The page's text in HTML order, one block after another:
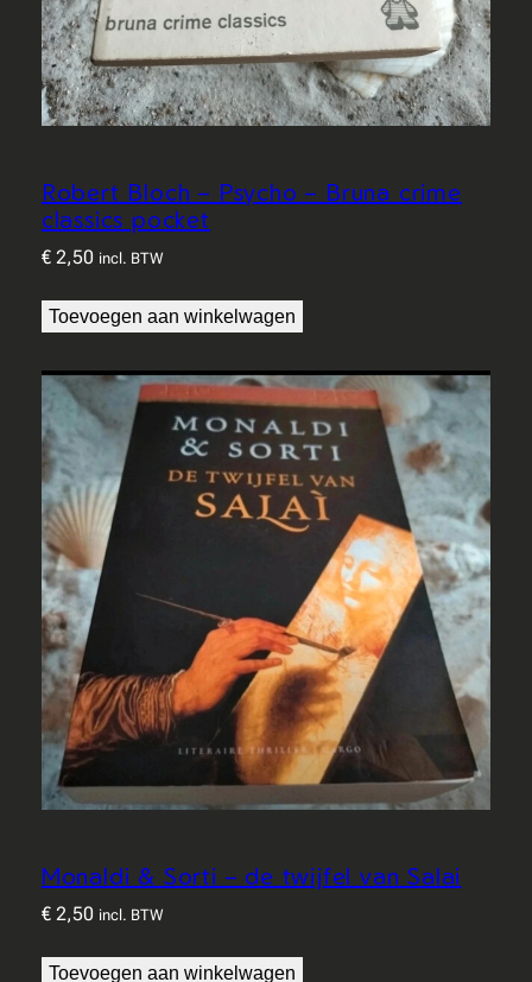
Robert Bloch – Psycho – Bruna crime
classics pocket
€2,50 incl. BTW
Toevoegen aan winkelwagen
Monaldi & Sorti – de twijfel van Salai
€2,50 incl. BTW
Toevoegen aan winkelwagen